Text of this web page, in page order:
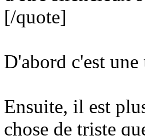
[/quote]
D'abord c'est
Ensuite, il est
chose de triste